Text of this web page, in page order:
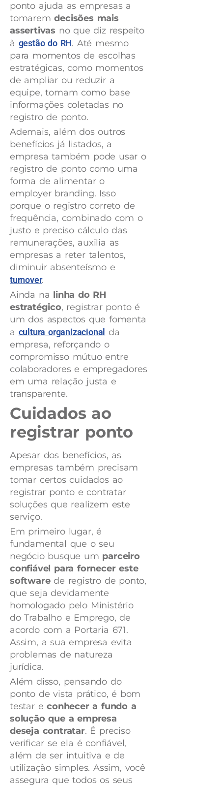
ponto ajuda as empresas a
tomarem decisões mais
assertivas no que diz respeito
à gestão do RH. Até mesmo
para momentos de escolhas
estratégicas, como momentos
de ampliar ou reduzir a
equipe, tomam como base
informações coletadas no
registro de ponto.
Ademais, além dos outros
benefícios já listados, a
empresa também pode usar o
registro de ponto como uma
forma de alimentar o
employer branding. Isso
porque o registro correto de
frequência, combinado com o
justo e preciso cálculo das
remunerações, auxilia as
empresas a reter talentos,
diminuir absenteísmo e
turnover.
Ainda na linha do RH
estratégico, registrar ponto é
um dos aspectos que fomenta
a cultura organizacional
da
empresa, reforçando o
compromisso mútuo entre
colaboradores e empregadores
em uma relação justa e
transparente.
Cuidados ao
registrar ponto
Apesar dos benefícios, as
empresas também precisam
tomar certos cuidados ao
registrar ponto e contratar
soluções que realizem este
serviço.
Em primeiro lugar, é
fundamental que o seu
negócio busque um parceiro
confiável para fornecer este
softwarede registro de ponto,
que seja devidamente
homologado pelo Ministério
do Trabalho e Emprego, de
acordo com a Portaria 671.
Assim, a sua empresa evita
problemas de natureza
jurídica.
Além disso, pensando do
ponto de vista prático, é bom
testar econhecer a fundo a
solução que a empresa
deseja contratar. É preciso
verificar se ela é confiável,
além de ser intuitiva e de
utilização simples. Assim, você
assegura que todos os seus